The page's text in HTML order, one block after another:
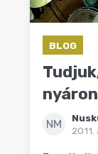
BLOG
NM
2011.